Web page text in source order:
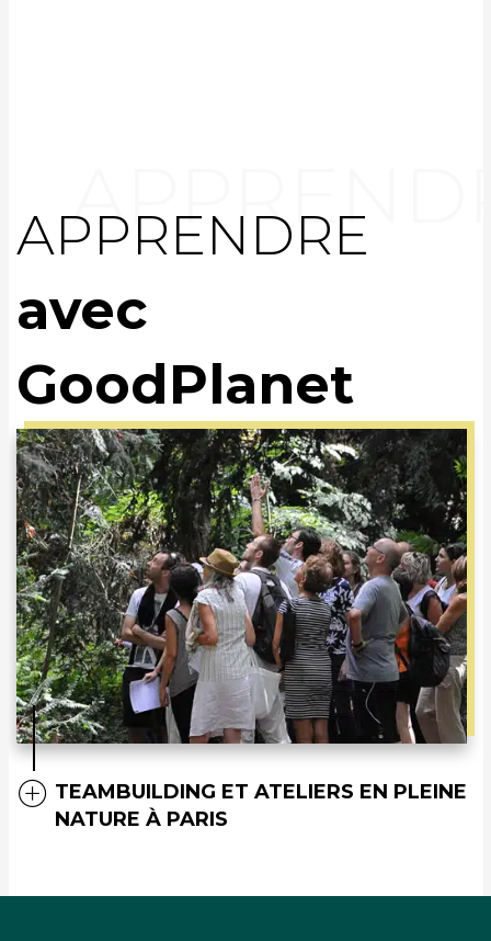
APPRENDRE
avec
GoodPlanet
TEAMBUILDING ET ATELIERS EN PLEINE
NATURE À PARIS